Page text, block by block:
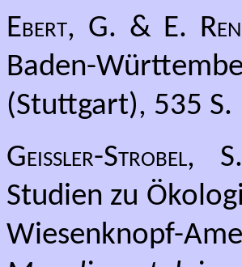
Ebert, G. & E.
Baden-
(Stuttgart), 535 S.
Geißler-Strobel, S.
Studien zu
Wiesenknopf-